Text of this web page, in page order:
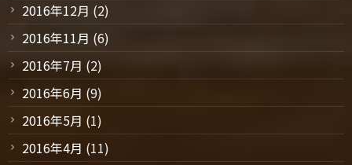
2016年12月 (2)
2016年11月 (6)
2016年7月 (2)
2016年6月 (9)
2016年5月 (1)
2016年4月 (11)